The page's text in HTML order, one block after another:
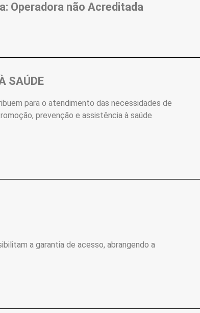
Operadora não Acreditada
SAÚDE
para o atendimento das necessidades de
prevenção e assistência à saúde
a garantia de acesso, abrangendo a